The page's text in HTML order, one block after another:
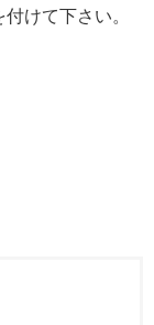
けて下さい。